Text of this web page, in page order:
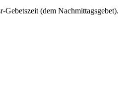
(dem Nachmittagsgebet).